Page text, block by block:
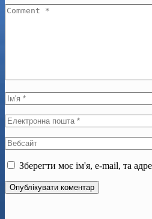
Зберегти моє ім'я, e-mail, та